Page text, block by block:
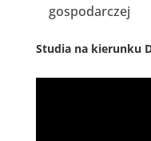
gospodarczej
Studia na kierunku